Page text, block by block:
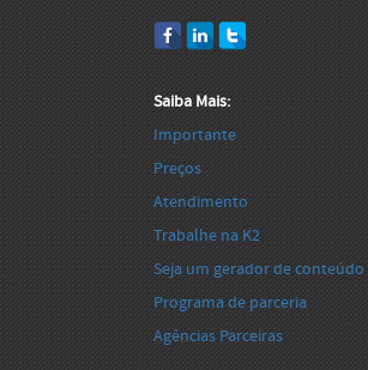
Saiba Mais:
Importante
Preços
Atendimento
Trabalhe na K2
Seja um gerador de conteúdo
Programa de parceria
Agências Parceiras